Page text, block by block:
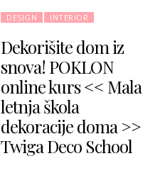
DESIGN INTERIOR
Dekorišite dom iz
snova! POKLON
online kurs << Mala
letnja škola
dekoracije doma >>
Twiga Deco School